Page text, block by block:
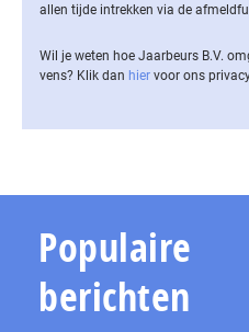
allen tijde intrekken via de
Wil je weten hoe Jaarbeurs B.V.
vens? Klik dan hier voor ons
Populaire
berichten